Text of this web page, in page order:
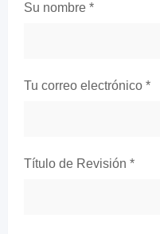
Su nombre *
Tu correo electrónico *
Título de Revisión *